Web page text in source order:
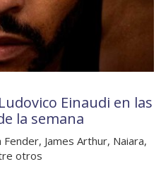
Einaudi en las
la semana
James Arthur, Naiara,
otros